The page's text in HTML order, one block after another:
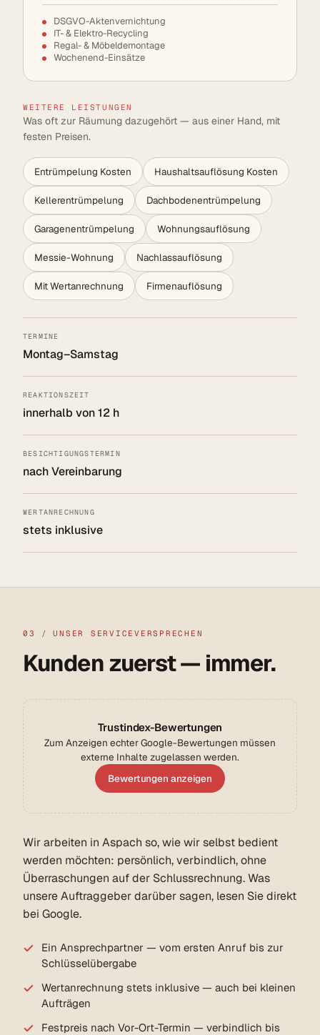
DSGVO-Aktenvernichtung
IT- & Elektro-Recycling
Regal- & Möbeldemontage
Wochenend-Einsätze
WEITERE LEISTUNGEN
Was oft zur Räumung dazugehört — aus einer Hand, mit
festen Preisen.
Entrümpelung Kosten Haushaltsauflösung Kosten
Kellerentrümpelung Dachbodenentrümpelung
Garagenentrümpelung Wohnungsauflösung
Messie-Wohnung Nachlassauflösung
Mit Wertanrechnung Firmenauflösung
TERMINE
Montag–Samstag
REAKTIONSZEIT
innerhalb von 12 h
BESICHTIGUNGSTERMIN
nach Vereinbarung
WERTANRECHNUNG
stets inklusive
03 / UNSER SERVICEVERSPRECHEN
Kunden zuerst — immer.
Trustindex-Bewertungen
Zum Anzeigen echter Google-Bewertungen müssen
externe Inhalte zugelassen werden.
Bewertungen anzeigen
Wir arbeiten in Aspach so, wie wir selbst bedient
werden möchten: persönlich, verbindlich, ohne
Überraschungen auf der Schlussrechnung. Was
unsere Auftraggeber darüber sagen, lesen Sie direkt
bei Google.
Ein Ansprechpartner — vom ersten Anruf bis zur
Schlüsselübergabe
Wertanrechnung stets inklusive — auch bei kleinen
Aufträgen
Festpreis nach Vor-Ort-Termin — verbindlich bis